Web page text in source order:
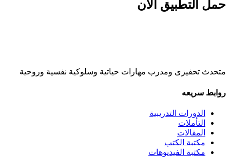
حمل التطبيق الان
متحدث تحفيزى ومدرب مهارات حياتية وسلوكية نفسية وروحية
روابط سريعه
الدورات التدريبية
التأملات
المقالات
مكتبة الكتب
مكتبة الفيديوهات